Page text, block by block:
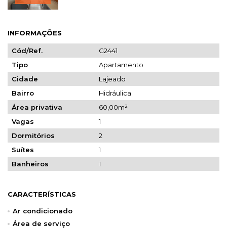
INFORMAÇÕES
Cód/Ref.
G2441
Tipo
Apartamento
Cidade
Lajeado
Bairro
Hidráulica
Área privativa
60,00m²
Vagas
1
Dormitórios
2
Suítes
1
Banheiros
1
CARACTERÍSTICAS
Ar condicionado
Área de serviço